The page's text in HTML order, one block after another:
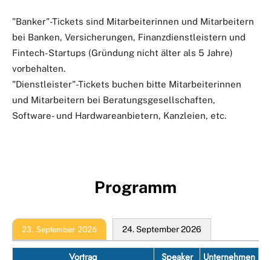
"Banker"-Tickets sind Mitarbeiterinnen und Mitarbeitern
bei Banken, Versicherungen, Finanzdienstleistern und
Fintech-Startups (Gründung nicht älter als 5 Jahre)
vorbehalten.
"Dienstleister"-Tickets buchen bitte Mitarbeiterinnen
und Mitarbeitern bei Beratungsgesellschaften,
Software- und Hardwareanbietern, Kanzleien, etc.
Programm
23. September 2026 24. September 2026
Vortrag Speaker
Unternehmen